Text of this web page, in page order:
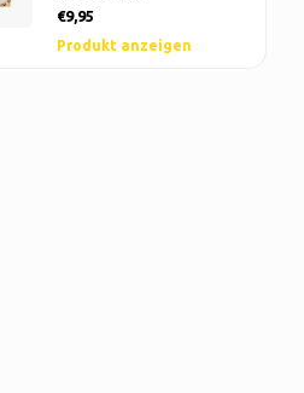
€9,95
Produkt anzeigen